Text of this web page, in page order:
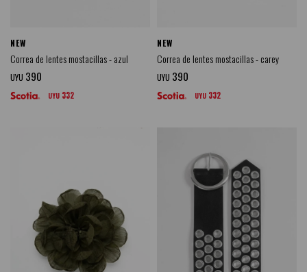
NEW
Correa de lentes mostacillas - azul
UYU 390
UYU 332
NEW
Correa de lentes mostacillas - carey
UYU 390
UYU 332